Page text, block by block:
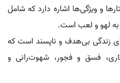
و ویژگی‌ها اشاره دارد که شامل
به لهو و لعب است.
زندگی بی‌هدف و ناپسند است که
فسق و فجور، شهوت‌رانی و